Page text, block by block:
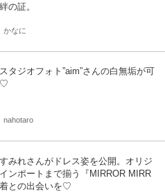
の証。
かなに
タジオフォト”aim”さんの白無垢が可
♡
nahotaro
みれさんがドレス姿を公開。オリジ
ンポートまで揃う『MIRROR MIRR
との出会いを♡